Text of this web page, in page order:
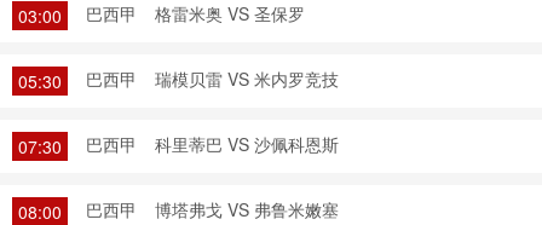
03:00
巴西甲 格雷米奥 VS 圣保罗
05:30 巴西甲 瑞模贝雷 VS 米内罗竞技
07:30 巴西甲 科里蒂巴 VS 沙佩科恩斯
08:00 巴西甲 博塔弗戈 VS 弗鲁米嫩塞